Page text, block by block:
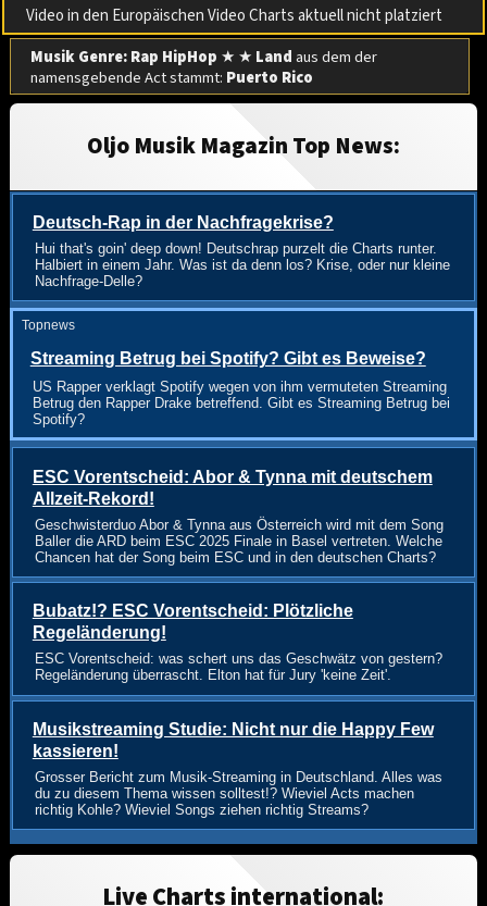
Video in den Europäischen Video Charts aktuell nicht platziert
Musik Genre: Rap HipHop ★ ★ Landaus dem der
namensgebende Act stammt: Puerto Rico
Oljo Musik Magazin Top News:
Deutsch-Rap in der Nachfragekrise?
Hui that's goin' deep down! Deutschrap purzelt die Charts runter.
Halbiert in einem Jahr. Was ist da denn los? Krise, oder nur kleine
Nachfrage-Delle?
Topnews
Streaming Betrug bei Spotify? Gibt es Beweise?
US Rapper verklagt Spotify wegen von ihm vermuteten Streaming
Betrug den Rapper Drake betreffend. Gibt es Streaming Betrug bei
Spotify?
ESC Vorentscheid: Abor & Tynna mit deutschem
Allzeit-Rekord!
Geschwisterduo Abor & Tynna aus Österreich wird mit dem Song
Baller die ARD beim ESC 2025 Finale in Basel vertreten. Welche
Chancen hat der Song beim ESC und in den deutschen Charts?
Bubatz!? ESC Vorentscheid: Plötzliche
Regeländerung!
ESC Vorentscheid: was schert uns das Geschwätz von gestern?
Regeländerung überrascht. Elton hat für Jury 'keine Zeit'.
Musikstreaming Studie: Nicht nur die Happy Few
kassieren!
Grosser Bericht zum Musik-Streaming in Deutschland. Alles was
du zu diesem Thema wissen solltest!? Wieviel Acts machen
richtig Kohle? Wieviel Songs ziehen richtig Streams?
Live Charts international: